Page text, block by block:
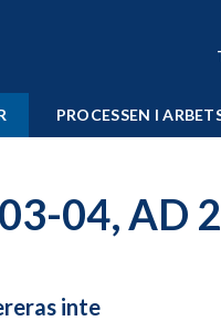
PROCESSEN I
04, AD
inte